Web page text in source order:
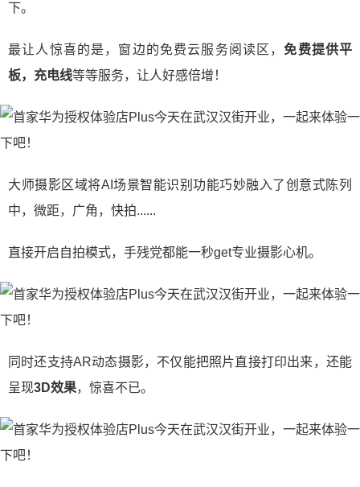
下。
最让人惊喜的是，窗边的免费云服务阅读区，免费提供平
板，充电线等等服务，让人好感倍增！
大师摄影区域将AI场景智能识别功能巧妙融入了创意式陈列
中，微距，广角，快拍......
直接开启自拍模式，手残党都能一秒get专业摄影心机。
同时还支持AR动态摄影，不仅能把照片直接打印出来，还能
呈现3D效果，惊喜不已。